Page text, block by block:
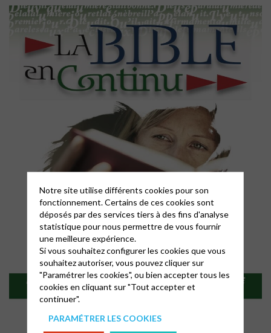
Notre site utilise différents cookies pour son
fonctionnement. Certains de ces cookies sont
déposés par des services tiers à des fins d'analyse
statistique pour nous permettre de vous fournir
une meilleure expérience.
Si vous souhaitez configurer les cookies que vous
souhaitez autoriser, vous pouvez cliquer sur
"Paramétrer les cookies", ou bien accepter tous les
cookies en cliquant sur "Tout accepter et
continuer".
PARAMÉTRER LES COOKIES